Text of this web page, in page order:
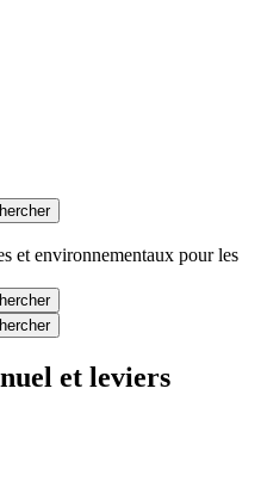
et environnementaux pour les
et leviers